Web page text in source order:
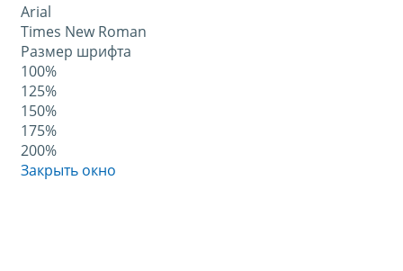
Arial
Times New Roman
Размер шрифта
100%
125%
150%
175%
200%
Закрыть окно